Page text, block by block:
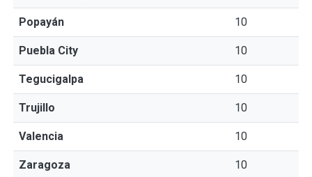
Popayán 10
Puebla City 10
Tegucigalpa 10
Trujillo 10
Valencia 10
Zaragoza 10